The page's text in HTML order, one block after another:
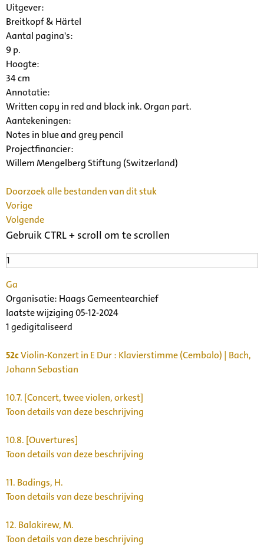
Uitgever:
Breitkopf & Härtel
Aantal pagina's:
9 p.
Hoogte:
34 cm
Annotatie:
Written copy in red and black ink. Organ part.
Aantekeningen:
Notes in blue and grey pencil
Projectfinancier:
Willem Mengelberg Stiftung (Switzerland)
Doorzoek alle bestanden van dit stuk
Vorige
Volgende
Gebruik CTRL + scroll om te scrollen
Ga
Organisatie: Haags Gemeentearchief
laatste wijziging 05-12-2024
1 gedigitaliseerd
52cViolin-Konzert in E Dur : Klavierstimme (Cembalo) | Bach,
Johann Sebastian
10.7. [Concert, twee violen, orkest]
Toon details van deze beschrijving
10.8. [Ouvertures]
Toon details van deze beschrijving
11. Badings, H.
Toon details van deze beschrijving
12. Balakirew, M.
Toon details van deze beschrijving